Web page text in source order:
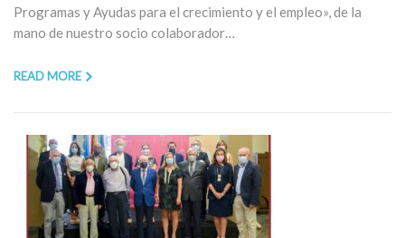
Programas y Ayudas para el crecimiento y el empleo», de la
mano de nuestro socio colaborador…
READ MORE